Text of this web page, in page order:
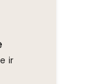
ir